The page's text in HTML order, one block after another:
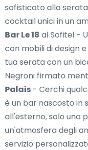
sofisticato alla
cocktail unici in un
Bar Le 18 al Sofitel -
con mobili di design
tua serata con un
Negroni firmato
Palais - Cerchi
è un bar nascosto in
all'esterno, solo una
un'atmosfera degli
servizio